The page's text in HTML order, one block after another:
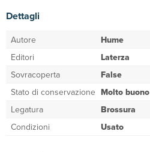
Dettagli
Autore
Hume
Editori
Laterza
Sovracoperta
False
Stato di conservazione Molto buono
Legatura
Brossura
Condizioni
Usato